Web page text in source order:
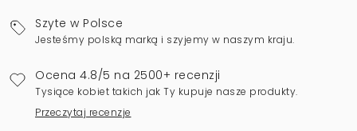
Szyte w Polsce
Jesteśmy polską marką i szyjemy w naszym kraju.
Ocena 4.8/5 na 2500+ recenzji
Tysiące kobiet takich jak Ty kupuje nasze produkty.
Przeczytaj recenzje